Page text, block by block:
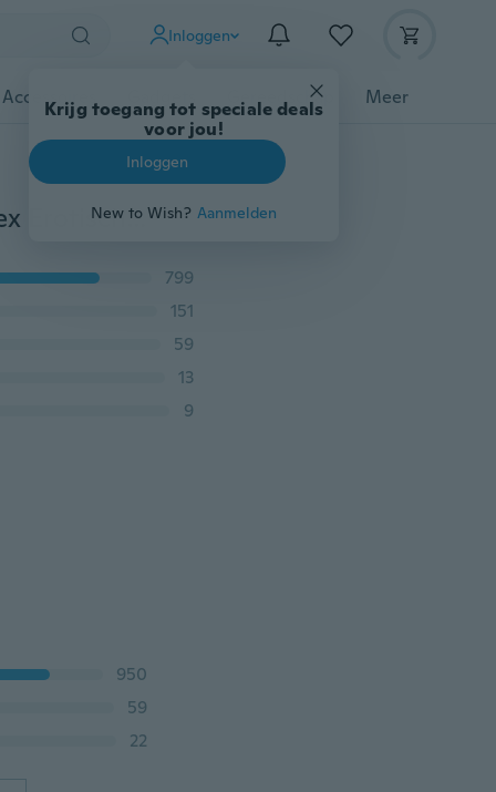
Inloggen
Krijg toegang tot speciale deals
voor jou!
Inloggen
New to Wish? Aanmelden
Gereedschap Meer
Nieuwe Mode silicagel Cakevorm willekeurige kleur Sex Erotische Peniss Ice Mold
799
151
59
13
9
950
59
22